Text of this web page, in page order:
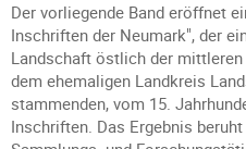
Der vorliegende Band eröffnet
Inschriften der Neumark", der
Landschaft östlich der mittleren
dem ehemaligen Landkreis
stammenden, vom 15.
Inschriften. Das Ergebnis